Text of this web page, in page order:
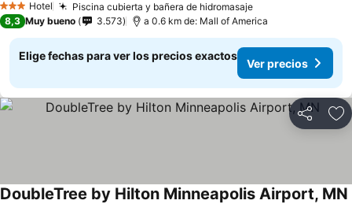
3 Estrellas
Hotel
Piscina cubierta y bañera de hidromasaje
8,3 Muy bueno 3.573 a 0.6 km de: Mall of America
Elige fechas para ver los precios exactos
Ver precios
Compartir
DoubleTree by Hilton Minneapolis Airport, MN